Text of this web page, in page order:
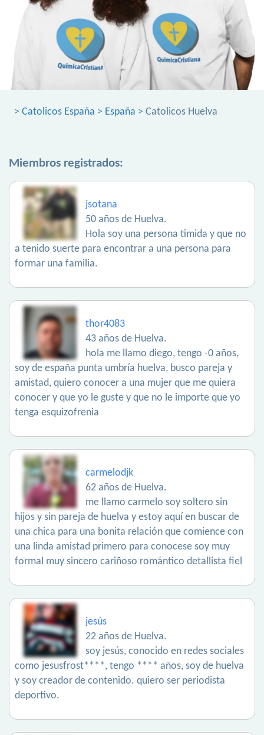
> Catolicos España > España > Catolicos Huelva
Miembros registrados:
jsotana
50 años de Huelva.
Hola soy una persona timida y que no
a tenido suerte para encontrar a una persona para
formar una familia.
thor4083
43 años de Huelva.
hola me llamo diego, tengo -0 años,
soy de españa punta umbría huelva, busco pareja y
amistad, quiero conocer a una mujer que me quiera
conocer y que yo le guste y que no le importe que yo
tenga esquizofrenia
carmelodjk
62 años de Huelva.
me llamo carmelo soy soltero sin
hijos y sin pareja de huelva y estoy aquí en buscar de
una chica para una bonita relación que comience con
una linda amistad primero para conocese soy muy
formal muy sincero cariñoso romántico detallista fiel
jesús
22 años de Huelva.
soy jesús, conocido en redes sociales
como jesusfrost****, tengo **** años, soy de huelva
y soy creador de contenido. quiero ser periodista
deportivo.